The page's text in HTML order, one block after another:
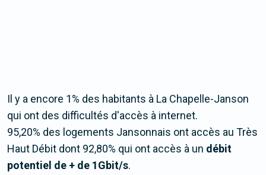
Il y a encore 1% des habitants à La Chapelle-Janson
qui ont des difficultés d'accès à internet.
95,20% des logements Jansonnais ont accès au Très
Haut Débit dont 92,80% qui ont accès à un débit
potentiel de + de 1Gbit/s.